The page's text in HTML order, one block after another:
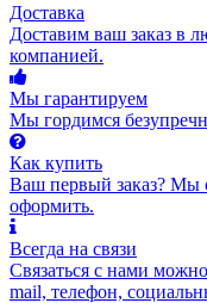
Доставка
Доставим ваш заказ в
компанией.
Мы гарантируем
Мы гордимся
Как купить
Ваш первый заказ? Мы
оформить.
Всегда на связи
Связаться с нами
mail, телефон,